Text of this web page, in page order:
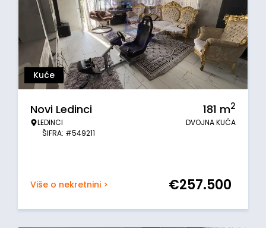
Kuće
Novi Ledinci
LEDINCI
ŠIFRA: #549211
181 m2
DVOJNA KUĆA
Više o nekretnini > €257.500